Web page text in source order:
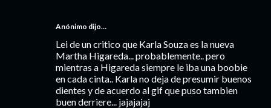
Anónimo dijo…
Lei de un critico que Karla Souza es la nueva
Martha Higareda... probablemente.. pero
mientras a Higareda siempre le iba una boobie
en cada cinta.. Karla no deja de presumir buenos
dientes y de acuerdo al gif que puso tambien
buen derriere... jajajajaj